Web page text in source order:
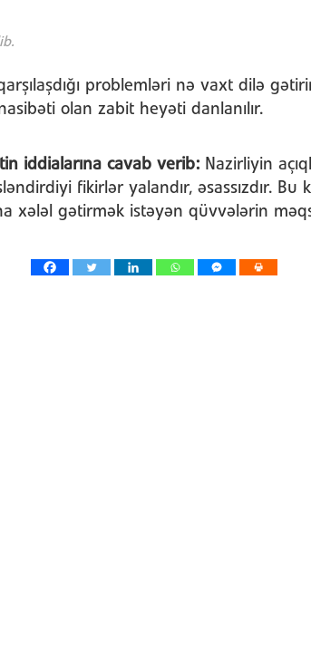
problemləri nə vaxt dilə
olan zabit heyəti danlanılır.
iddialarına cavab verib: Nazirliyin
fikirlər yalandır, əsassızdır.
xələl gətirmək istəyən qüvvələrin